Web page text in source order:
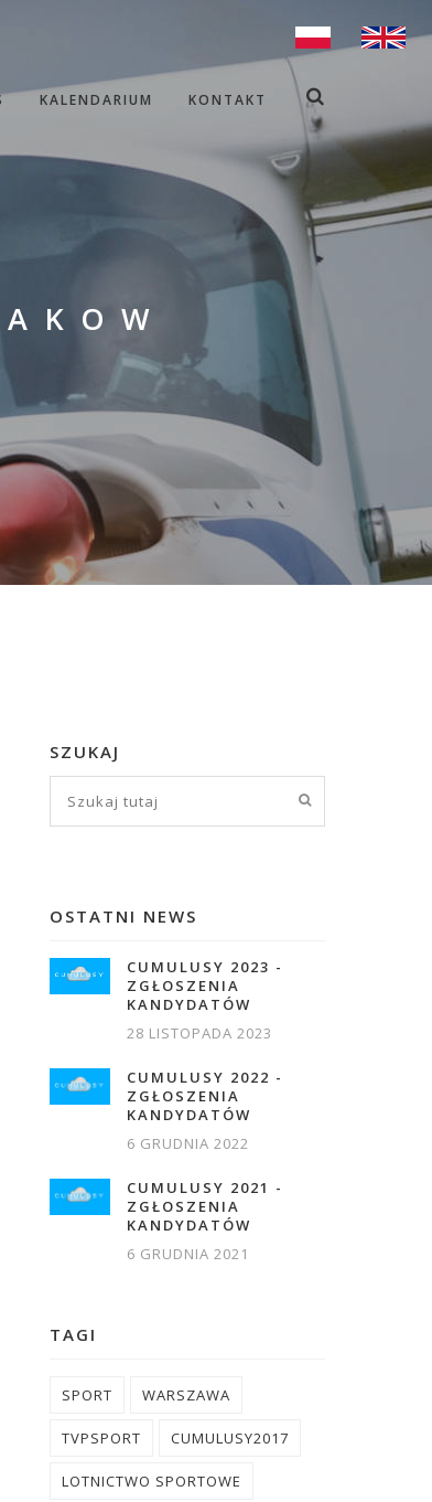
KALENDARIUM KONTAKT
SZUKAJ
OSTATNI NEWS
CUMULUSY 2023 -
ZGŁOSZENIA
KANDYDATÓW
28 LISTOPADA 2023
CUMULUSY 2022 -
ZGŁOSZENIA
KANDYDATÓW
6 GRUDNIA 2022
CUMULUSY 2021 -
ZGŁOSZENIA
KANDYDATÓW
6 GRUDNIA 2021
TAGI
SPORT WARSZAWA
TVPSPORT CUMULUSY2017
LOTNICTWO SPORTOWE